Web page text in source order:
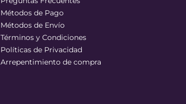
Métodos de Pago
Métodos de Envío
Términos y Condiciones
Políticas de Privacidad
Arrepentimiento de compra